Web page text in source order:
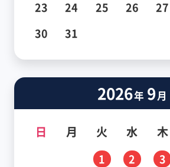
23
24 25 26 27
30
31
2026年 9月
日 月 火 水 木
1 2 3